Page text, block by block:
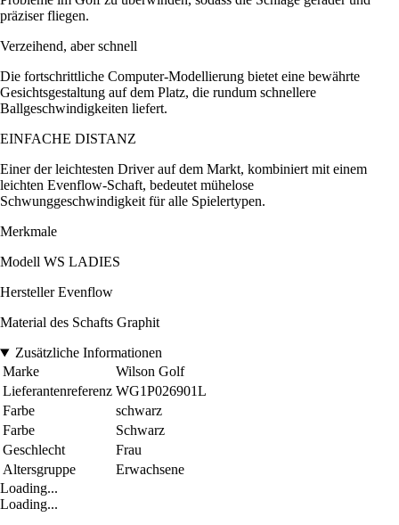
präziser fliegen.
Verzeihend, aber schnell
Die fortschrittliche Computer-Modellierung bietet eine bewährte
Gesichtsgestaltung auf dem Platz, die rundum schnellere
Ballgeschwindigkeiten liefert.
EINFACHE DISTANZ
Einer der leichtesten Driver auf dem Markt, kombiniert mit einem
leichten Evenflow-Schaft, bedeutet mühelose
Schwunggeschwindigkeit für alle Spielertypen.
Merkmale
Modell WS LADIES
Hersteller Evenflow
Material des Schafts Graphit
Zusätzliche Informationen
Marke
Wilson Golf
Lieferantenreferenz WG1P026901L
Farbe
schwarz
Farbe
Schwarz
Geschlecht
Frau
Altersgruppe
Erwachsene
Loading...
Loading...